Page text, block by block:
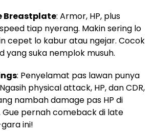
Breastplate: Armor, HP, plus
tiap nyerang. Makin sering lo
cepet lo kabur atau ngejar. Cocok
yang suka nemplok musuh.
: Penyelamat pas lawan punya
physical attack, HP, dan CDR,
nambah damage pas HP di
Gue pernah comeback di late
ini!